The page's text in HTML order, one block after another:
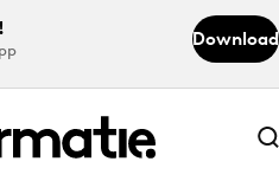
Download
Abonneer nu
Abonneer nu